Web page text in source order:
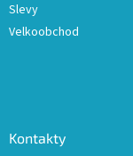
Slevy
Velkoobchod
Kontakty